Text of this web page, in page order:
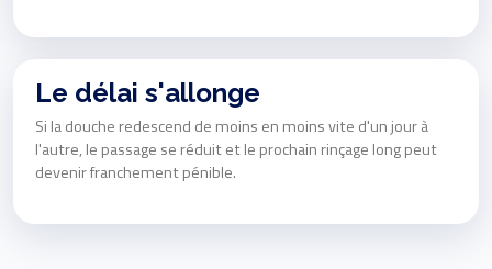
Le délai s'allonge
Si la douche redescend de moins en moins vite d'un jour à
l'autre, le passage se réduit et le prochain rinçage long peut
devenir franchement pénible.